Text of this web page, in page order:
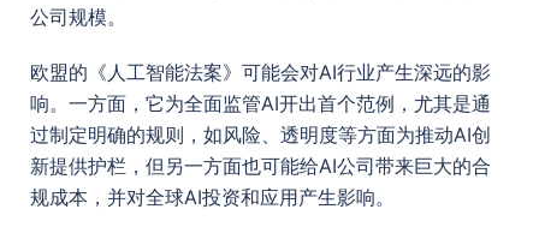
公司规模。
欧盟的《人工智能法案》可能会对AI行业产生深远的影
响。一方面，它为全面监管AI开出首个范例，尤其是通
过制定明确的规则，如风险、透明度等方面为推动AI创
新提供护栏，但另一方面也可能给AI公司带来巨大的合
规成本，并对全球AI投资和应用产生影响。